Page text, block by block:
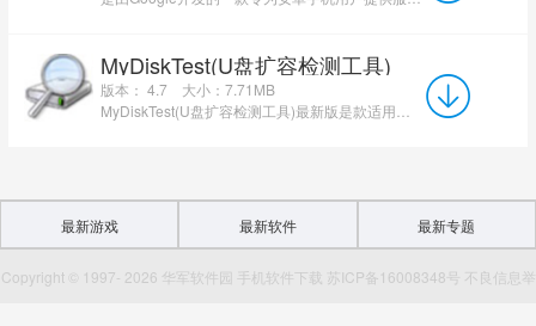
MyDiskTest(U盘扩容检测工具)
版本： 4.7
大小：7.71MB
最新游戏 最新软件 最新专题
Copyright © 1997- 2026 华军软件园 手机软件下载 苏ICP备16008348号 不良信息举